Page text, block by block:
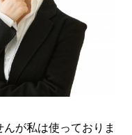
が私は使っておりま